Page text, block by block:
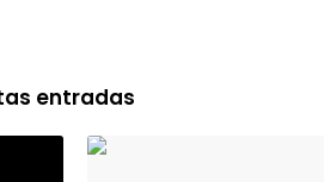
entradas